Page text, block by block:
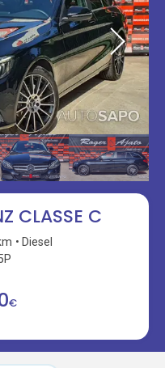
CLASSE C
Diesel
€